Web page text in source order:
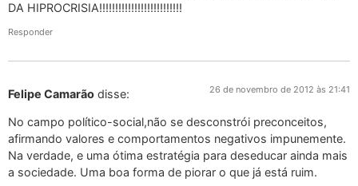
DA HIPROCRISIA!!!!!!!!!!!!!!!!!!!!!!!!!!
Responder
Felipe Camarão disse: 26 de novembro de 2012 às 21:41
No campo político-social,não se desconstrói preconceitos,
afirmando valores e comportamentos negativos impunemente.
Na verdade, e uma ótima estratégia para deseducar ainda mais
a sociedade. Uma boa forma de piorar o que já está ruim.